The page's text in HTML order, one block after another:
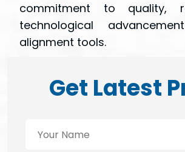
commitment to quality,
technological
alignment tools.
Get Latest